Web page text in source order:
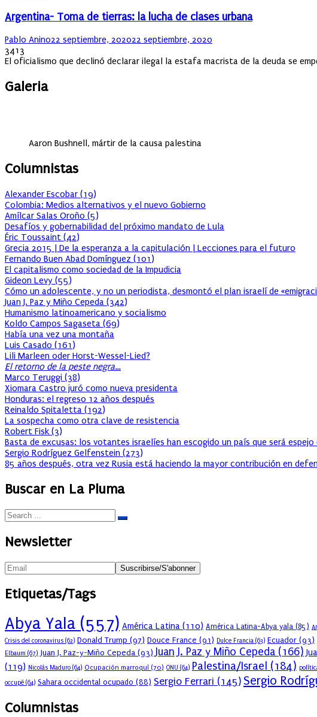
Argentina- Toma de tierras: la lucha de clases urbana
Author
Pablo AninoPosted
22 septiembre, 202022 septiembre, 2020
3413
El oficialismo que declinó declarar ilegal la estafa macrista de la deuda se
Galeria
Aaron Bushnell, mártir de la causa palestina
Columnistas
Alexander Escobar (19)
Colombia: Medios alternativos y el nuevo Gobierno
Amílcar Salas Oroño (5)
Desafíos y gobernabilidad del próximo mandato de Lula
Éric Toussaint (42)
Grecia 2015 | De la esperanza a la capitulación | Lecciones para el futuro
Fernando Buen Abad Domínguez (101)
El capitalismo como sociedad de la Impudicia
Gideon Levy (55)
Cómo un adolescente, y no un periodista, desmontó el plan israelí de
Juan J. Paz y Miño Cepeda (342)
Humanismo latinoamericano y socialismo
Koldo Campos Sagaseta (69)
Había una vez una montaña
Luis Casado (161)
Lili Marleen oder Horst-Wessel-Lied?
El retorno de la peste negra…
Marco Teruggi (38)
Xiomara Castro juró como nueva presidenta
Honduras: el regreso 12 años después
Reinaldo Spitaletta (192)
La sospecha como otra clave de resistencia
Robert Fisk (3)
Basta de excusas: los votantes israelíes han escogido un país que será
Sergio Rodríguez Gelfenstein (273)
85 años después, otra vez Rusia está haciendo la mayor contribución en
Buscar en La Pluma
Newsletter
Etiquetas/Tags
Abya Yala (557) América Latina (110) América Latina-Abya yala (85)
Crisis del coronavirus (62) Donald Trump (97) Douce France (91) Dulce Francia (63) Ecuador (93)
Elbaum (67) Juan J. Paz-y-Miño Cepeda (93) Juan J. Paz y Miño Cepeda (166)
(119) Nicolás Maduro (64) Ocupación marroquí (70) ONU (64) Palestina/Israel (184)
occupé (64) Sahara occidental ocupado (88) Sergio Ferrari (145) Sergio
Columnistas